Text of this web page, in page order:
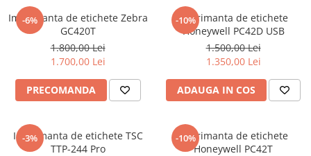
-6%
Imprimanta de etichete Zebra
GC420T
1.800,00 Lei
1.700,00 Lei
PRECOMANDA
-10%
Imprimanta de etichete
Honeywell PC42D USB
1.500,00 Lei
1.350,00 Lei
ADAUGA IN COS
-3%
Imprimanta de etichete TSC
TTP-244 Pro
-10%
Imprimanta de etichete
Honeywell PC42T